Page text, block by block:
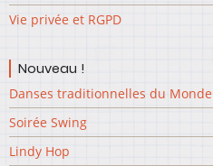
Vie privée et RGPD
Nouveau !
Danses traditionnelles du Monde
Soirée Swing
Lindy Hop